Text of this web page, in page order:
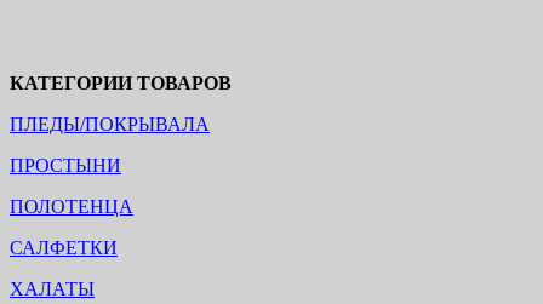
КАТЕГОРИИ ТОВАРОВ
ПЛЕДЫ/ПОКРЫВАЛА
ПРОСТЫНИ
ПОЛОТЕНЦА
САЛФЕТКИ
ХАЛАТЫ